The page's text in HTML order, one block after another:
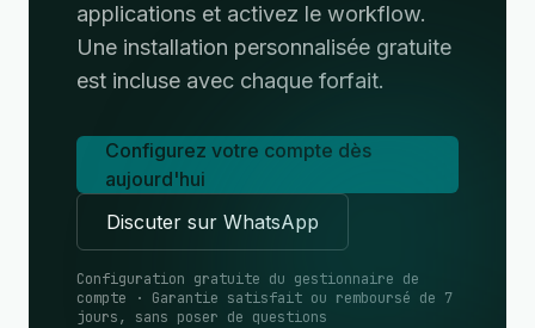
applications et activez le workflow.
Une installation personnalisée gratuite
est incluse avec chaque forfait.
Configurez votre compte dès
aujourd'hui
Discuter sur WhatsApp
Configuration gratuite du gestionnaire de
compte · Garantie satisfait ou remboursé de 7
jours, sans poser de questions